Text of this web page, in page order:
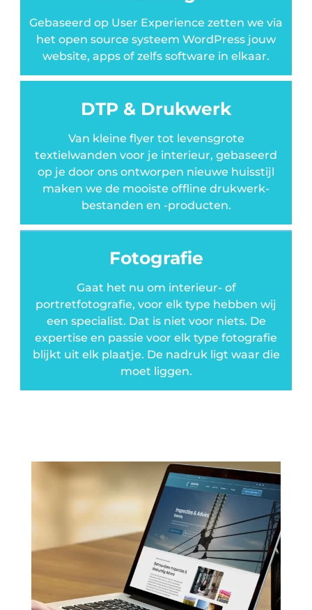
Lees meer
Lees meer
En dat met meer dan 10.000 verschillende
producten.
Lees meer
Lees meer
Lees meer
En dat met meer dan 10.000 verschillende
producten.
Lees meer
Lees meer
Lees meer
En dat met meer dan 10.000 verschillende
producten.
Lees meer
Gebaseerd op User Experience zetten we via
het open source systeem WordPress jouw
website, apps of zelfs software in elkaar.
DTP & Drukwerk
Van kleine flyer tot levensgrote
textielwanden voor je interieur, gebaseerd
op je door ons ontworpen nieuwe huisstijl
maken we de mooiste offline drukwerk-
bestanden en -producten.
Fotografie
Gaat het nu om interieur- of
portretfotografie, voor elk type hebben wij
een specialist. Dat is niet voor niets. De
expertise en passie voor elk type fotografie
blijkt uit elk plaatje. De nadruk ligt waar die
moet liggen.